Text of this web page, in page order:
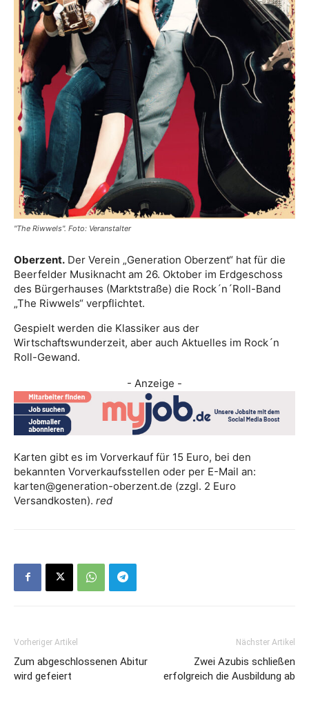
"The Riwwels". Foto: Veranstalter
Oberzent. Der Verein „Generation Oberzent“ hat für die
Beerfelder Musiknacht am 26. Oktober im Erdgeschoss
des Bürgerhauses (Marktstraße) die Rock´n´Roll-Band
„The Riwwels“ verpflichtet.
Gespielt werden die Klassiker aus der
Wirtschaftswunderzeit, aber auch Aktuelles im Rock´n
Roll-Gewand.
- Anzeige -
Karten gibt es im Vorverkauf für 15 Euro, bei den
bekannten Vorverkaufsstellen oder per E-Mail an:
karten@generation-oberzent.de (zzgl. 2 Euro
Versandkosten). red
Vorheriger Artikel
Zum abgeschlossenen Abitur
wird gefeiert
Nächster Artikel
Zwei Azubis schließen
erfolgreich die Ausbildung ab